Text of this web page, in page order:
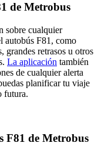
de Metrobus
sobre cualquier
autobús F81, como
grandes retrasos u otros
La aplicación también
de cualquier alerta
planificar tu viaje
futura.
F81 de Metrobus